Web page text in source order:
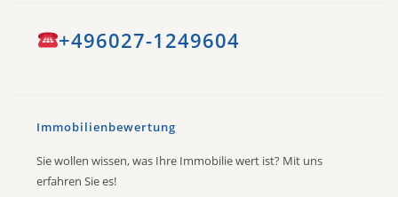
+496027-1249604
Immobilienbewertung
Sie wollen wissen, was Ihre Immobilie wert ist? Mit uns
erfahren Sie es!